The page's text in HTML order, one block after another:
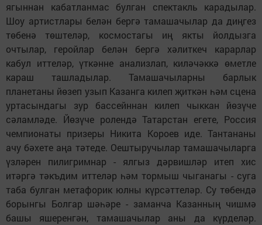
ягыннан кабатланмас булган спектакль карадылар.
Шоу артистлары белән бергә тамашачылар да диңгез
төбенә төштеләр, космостагы иң якты йолдызга
очтылар, геройлар белән бергә хәлиткеч карарлар
кабул иттеләр, үткәнне анализлап, киләчәккә өметле
караш ташладылар. Тамашачыларны барлык
планетаны йөзеп узып Казанга килеп җиткән һәм сцена
уртасындагы зур бассейннан килеп чыккан йөзүче
сәламләде. Йөзүче ролендә Татарстан егете, Россия
чемпионаты призеры Никита Короев иде. Тантананы
ачу бәхете аңа тәтеде. Оештыручылар тамашачыларга
үзләрен пилигримнар - ялгыз дәрвишләр итеп хис
итәргә тәкъдим иттеләр һәм тормыш чыганагы - суга
таба булган метафорик юлны күрсәттеләр. Су төбендә
борынгы Болгар шәһәре - заманча Казанның чишмә
башы яшеренгән, тамашачылар аны да күрделәр.